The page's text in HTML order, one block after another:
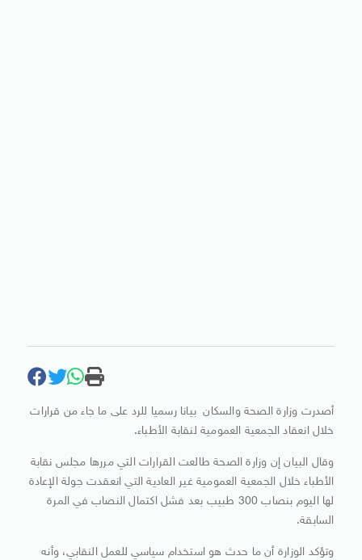
أصدرت وزارة الصحة والسكان بيانا رسميا للرد على ما جاء من قرارات
خلال انعقاد الجمعية العمومية لنقابة الأطباء.
وقال البيان إن وزارة الصحة طالعت القرارات التي مررها مجلس نقابة
الأطباء خلال الجمعية العمومية غير العادية التي انعقدت جولة الإعادة
لها اليوم بنصاب 300 طبيب بعد فشل اكتمال النصاب في المرة
السابقة.
وتؤكد الوزارة أن ما حدث هو استخدام سياسي للعمل النقابي، وأنه